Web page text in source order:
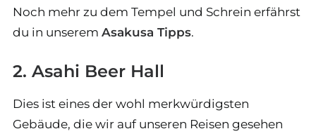
Noch mehr zu dem Tempel und Schrein erfährst
du in unserem Asakusa Tipps.
2. Asahi Beer Hall
Dies ist eines der wohl merkwürdigsten
Gebäude, die wir auf unseren Reisen gesehen